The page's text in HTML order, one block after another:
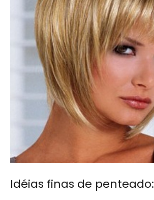
Idéias finas de penteado: